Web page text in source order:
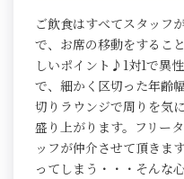
ご飲食はすべてスタッフ
で、お席の移動をするこ
しいポイント♪1対1で異
で、細かく区切った年齢
切りラウンジで周りを気
盛り上がります。フリー
ッフが仲介させて頂きま
ってしまう・・・そんな